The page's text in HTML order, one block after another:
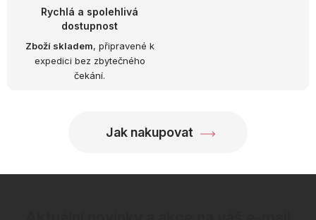
Rychlá a spolehlivá
dostupnost
Zboží skladem, připravené k
expedici bez zbytečného
čekání.
Jak nakupovat